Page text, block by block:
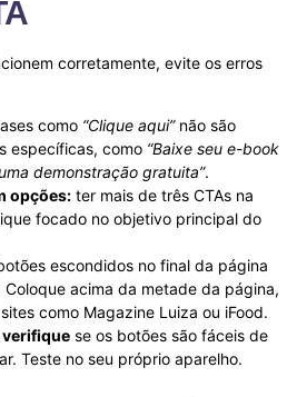
corretamente, evite os erros
como “Clique aqui”não são
específicas, como “Baixe seu e-book
demonstração gratuita”.
opções: ter mais de três CTAs na
focado no objetivo principal do
escondidos no final da página
Coloque acima da metade da página,
como Magazine Luiza ou iFood.
verifique se os botões são fáceis de
Teste no seu próprio aparelho.